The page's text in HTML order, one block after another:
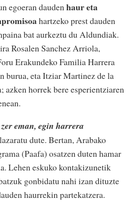
egoeran daudenhaur eta
hartzeko prest dauden
bat aurkeztu du Aldundiak.
Rosalen Sanchez Arriola,
Erakundeko Familia Harrera
burua, eta Itziar Martinez de la
azken horrek bere esperientziaren
eman, egin harrera
dute. Bertan, Arabako
(Paafa) osatzen duten hamar
Lehen eskuko kontakizunetik
gonbidatu nahi izan dituzte
haurrekin partekatzera.